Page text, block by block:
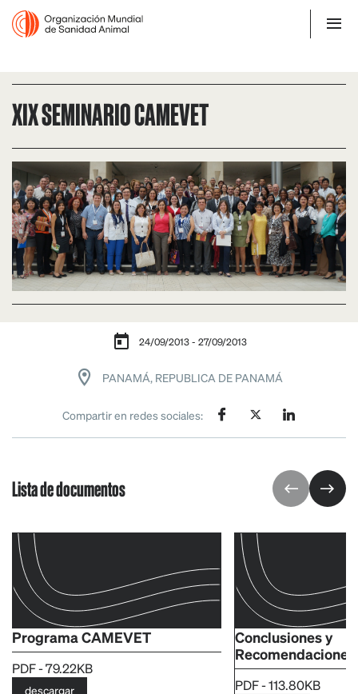
XIX SEMINARIO CAMEVET
24/09/2013 - 27/09/2013
PANAMÁ, REPUBLICA DE PANAMÁ
Compartir en redes sociales:
Lista de documentos
Programa CAMEVET
PDF - 79.22KB
descargar
Conclusiones y
Recomendaciones
PDF - 113.80KB